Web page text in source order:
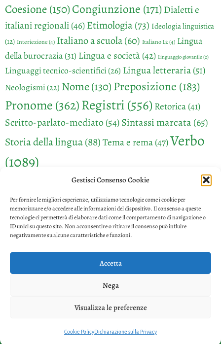
Gestisci Consenso Cookie
Per fornire le migliori esperienze, utilizziamo tecnologie come i cookie per
memorizzare e/o accedere alle informazioni del dispositivo. Il consenso a queste
tecnologie ci permetterà di elaborare dati come il comportamento di navigazione o
ID unici su questo sito. Non acconsentire o ritirare il consenso può influire
negativamente su alcune caratteristiche e funzioni.
Accetta
Nega
Visualizza le preferenze
Cookie PolicyDichiarazione sulla Privacy
Coesione(150)Congiunzione (171) Dialetti e
italiani regionali(46)Etimologia(73) Ideologia linguistica
(12) Interiezione(4) Italiano a scuola(60) Italiano L2(4) Lingua
della burocrazia(31) Lingua e società(42) Linguaggio giovanile(2)
Linguaggi tecnico-scientifici(26) Lingua letteraria(51)
Neologismi (22) Nome(130)Preposizione (183)
Pronome (362)Registri(556) Retorica(41)
Scritto-parlato-mediato(54)Sintassi marcata(65)
Storia della lingua(88)Tema e rema(47)Verbo
(1089)